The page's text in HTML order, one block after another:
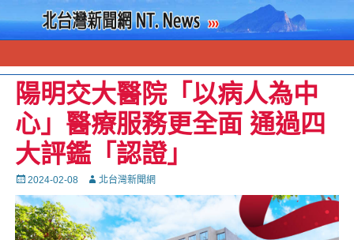
陽明交大醫院「以病人為中
心」醫療服務更全面 通過四
大評鑑「認證」
Posted
on
2024-02-08 Autor北台灣新聞網